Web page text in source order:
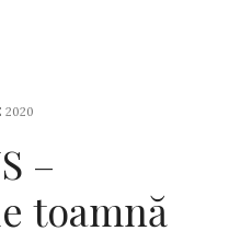
2020
–
toamnă